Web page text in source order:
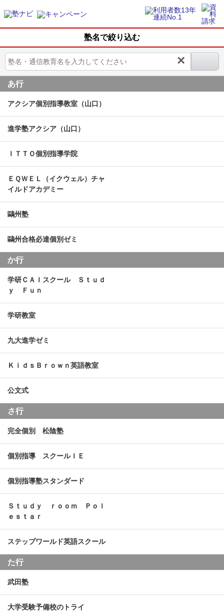
塾名で絞り込む
×
あ行
アクシア個別指導教室（山口）
進学塾アクシア（山口）
ＩＴＴＯ個別指導学院
ＥＱＷＥＬ（イクウェル）チャ
イルドアカデミー
鷗州塾
鷗州合格必達個別ゼミ
か行
学研ＣＡＩスクール Ｓｔｕｄ
ｙ Ｆｕｎ
学研教室
九大進学ゼミ
ＫｉｄｓＢｒｏｗｎ英語教室
公文式
さ行
完全個別 松陰塾
個別指導 スクールＩＥ
個別指導塾スタンダード
Ｓｔｕｄｙ ｒｏｏｍ Ｐｏｌ
ｅｓｔａｒ
ステップワールド英語スクール
た行
武田塾
大学受験予備校のトライ